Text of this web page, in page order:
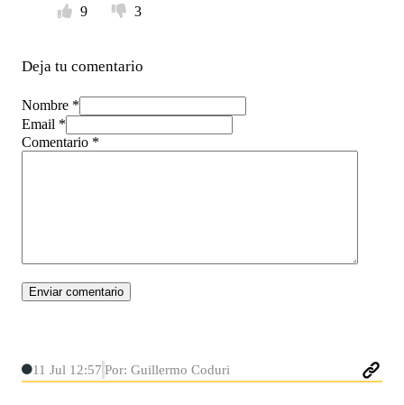
9
3
Deja tu comentario
Nombre *
Email *
Comentario *
11 Jul 12:57 Por: Guillermo Coduri